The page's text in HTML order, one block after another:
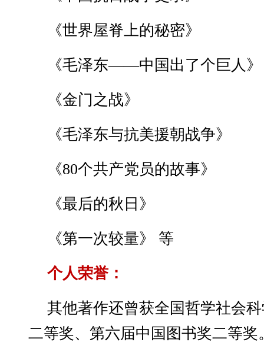
《世界屋脊上的秘密》
《毛泽东——中国出了个巨人》
《金门之战》
《毛泽东与抗美援朝战争》
《80个共产党员的故事》
《最后的秋日》
《第一次较量》 等
个人荣誉：
其他著作还曾获全国哲学社会
二等奖、第六届中国图书奖二等奖